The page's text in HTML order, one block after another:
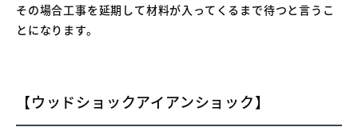
その場合工事を延期して材料が入ってくるまで待つと言うこ
とになります。
【ウッドショックアイアンショック】